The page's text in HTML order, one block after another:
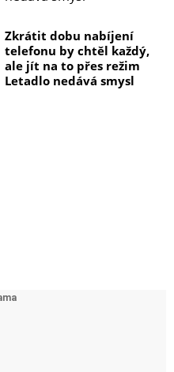
Zkrátit dobu nabíjení
telefonu by chtěl každý,
ale jít na to přes režim
Letadlo nedává smysl